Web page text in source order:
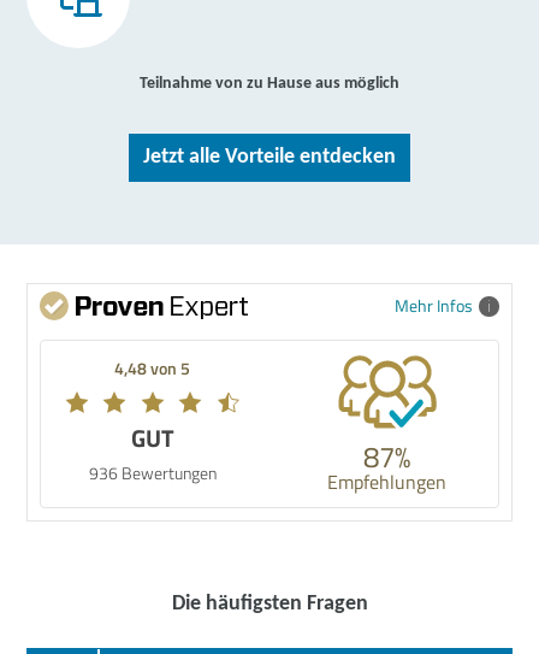
Teilnahme von zu Hause aus möglich
Jetzt alle Vorteile entdecken
Mehr Infos
4,48 von 5
GUT
936 Bewertungen 87%
Empfehlungen
Die häufigsten Fragen